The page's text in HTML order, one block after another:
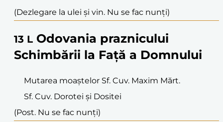
(Dezlegare la ulei și vin. Nu se fac nunți)
13 L Odovania praznicului
Schimbării la Față a Domnului
Mutarea moaștelor Sf. Cuv. Maxim Mărt.
Sf. Cuv. Dorotei și Dositei
(Post. Nu se fac nunți)